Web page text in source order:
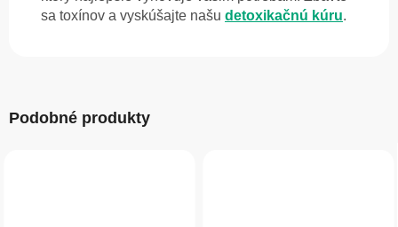
sa toxínov a vyskúšajte našu detoxikačnú kúru.
Podobné produkty